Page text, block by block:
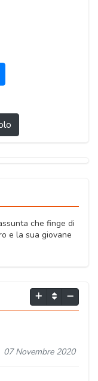
che finge di
e la sua giovane
07 Novembre 2020